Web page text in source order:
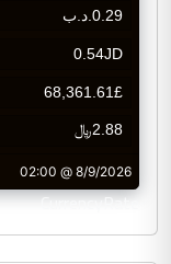
CurrencyRate